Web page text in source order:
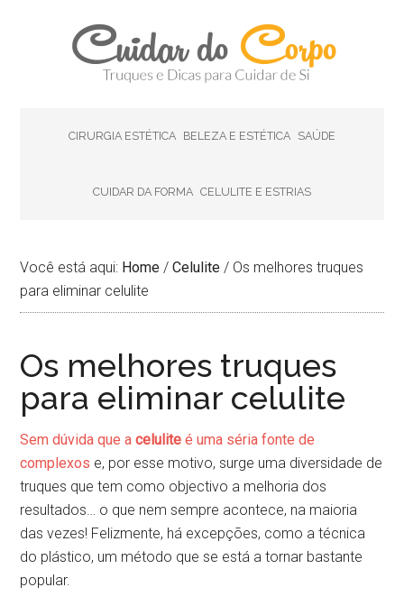
CIRURGIA ESTÉTICA BELEZA E ESTÉTICA SAÚDE
CUIDAR DA FORMA CELULITE E ESTRIAS
Você está aqui: Home / Celulite / Os melhores truques
para eliminar celulite
Os melhores truques
para eliminar celulite
Sem dúvida que acelulite é uma séria fonte de
complexos e, por esse motivo, surge uma diversidade de
truques que tem como objectivo a melhoria dos
resultados… o que nem sempre acontece, na maioria
das vezes! Felizmente, há excepções, como a técnica
do plástico, um método que se está a tornar bastante
popular.